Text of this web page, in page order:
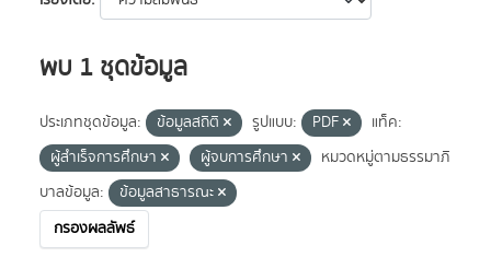
พบ 1 ชุดข้อมูล
ประเภทชุดข้อมูล: ข้อมูลสถิติ รูปแบบ: PDF
แท็ค:
ผู้สำเร็จการศึกษา
ผู้จบการศึกษา
หมวดหมู่ตามธรรมาภิ
บาลข้อมูล:
ข้อมูลสาธารณะ
กรองผลลัพธ์